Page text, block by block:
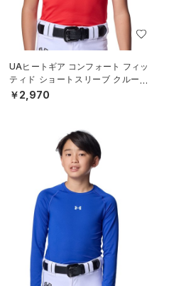
UAヒートギア コンフォート フィッ
ティド ショートスリーブ クルーネ
ック シャツ（ベースボール/BOY
￥2,970